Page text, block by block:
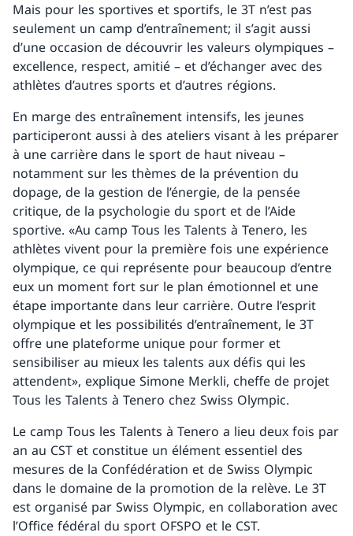
Mais pour les sportives et sportifs, le 3T n’est pas
seulement un camp d’entraînement; il s’agit aussi
d’une occasion de découvrir les valeurs olympiques –
excellence, respect, amitié – et d’échanger avec des
athlètes d’autres sports et d’autres régions.
En marge des entraînement intensifs, les jeunes
participeront aussi à des ateliers visant à les préparer
à une carrière dans le sport de haut niveau –
notamment sur les thèmes de la prévention du
dopage, de la gestion de l’énergie, de la pensée
critique, de la psychologie du sport et de l’Aide
sportive. «Au camp Tous les Talents à Tenero, les
athlètes vivent pour la première fois une expérience
olympique, ce qui représente pour beaucoup d’entre
eux un moment fort sur le plan émotionnel et une
étape importante dans leur carrière. Outre l’esprit
olympique et les possibilités d’entraînement, le 3T
offre une plateforme unique pour former et
sensibiliser au mieux les talents aux défis qui les
attendent», explique Simone Merkli, cheffe de projet
Tous les Talents à Tenero chez Swiss Olympic.
Le camp Tous les Talents à Tenero a lieu deux fois par
an au CST et constitue un élément essentiel des
mesures de la Confédération et de Swiss Olympic
dans le domaine de la promotion de la relève. Le 3T
est organisé par Swiss Olympic, en collaboration avec
l’Office fédéral du sport OFSPO et le CST.